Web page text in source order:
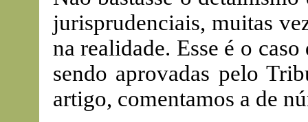
jurisprudenciais, muitas
na realidade. Esse é o
sendo aprovadas pelo
artigo, comentamos a de